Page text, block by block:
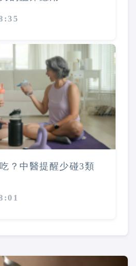
？中醫提醒少碰3類